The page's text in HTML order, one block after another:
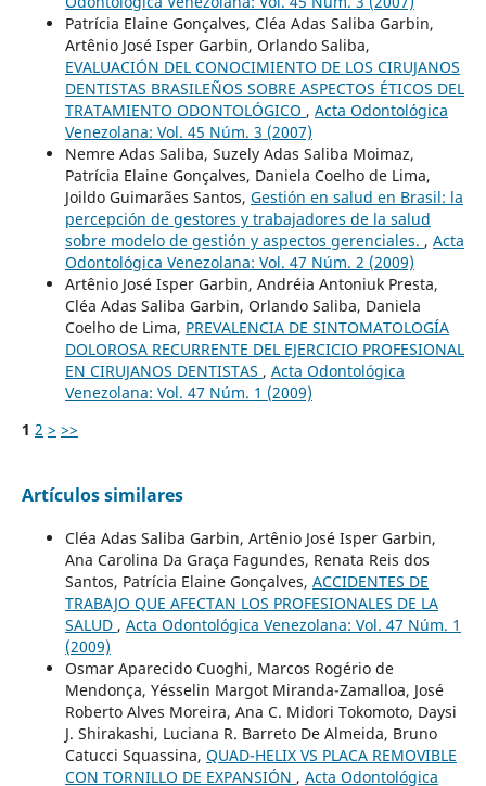
Patrícia Elaine Gonçalves, Cléa Adas Saliba Garbin,
Artênio José Isper Garbin, Orlando Saliba,
EVALUACIÓN DEL CONOCIMIENTO DE LOS CIRUJANOS
DENTISTAS BRASILEÑOS SOBRE ASPECTOS ÉTICOS DEL
TRATAMIENTO ODONTOLÓGICO , Acta Odontológica
Venezolana: Vol. 45 Núm. 3 (2007)
Nemre Adas Saliba, Suzely Adas Saliba Moimaz,
Patrícia Elaine Gonçalves, Daniela Coelho de Lima,
Joildo Guimarães Santos, Gestión en salud en Brasil: la
percepción de gestores y trabajadores de la salud
sobre modelo de gestión y aspectos gerenciales. , Acta
Odontológica Venezolana: Vol. 47 Núm. 2 (2009)
Artênio José Isper Garbin, Andréia Antoniuk Presta,
Cléa Adas Saliba Garbin, Orlando Saliba, Daniela
Coelho de Lima, PREVALENCIA DE SINTOMATOLOGÍA
DOLOROSA RECURRENTE DEL EJERCICIO PROFESIONAL
EN CIRUJANOS DENTISTAS , Acta Odontológica
Venezolana: Vol. 47 Núm. 1 (2009)
1 2 > >>
Artículos similares
Cléa Adas Saliba Garbin, Artênio José Isper Garbin,
Ana Carolina Da Graça Fagundes, Renata Reis dos
Santos, Patrícia Elaine Gonçalves, ACCIDENTES DE
TRABAJO QUE AFECTAN LOS PROFESIONALES DE LA
SALUD , Acta Odontológica Venezolana: Vol. 47 Núm. 1
(2009)
Osmar Aparecido Cuoghi, Marcos Rogério de
Mendonça, Yésselin Margot Miranda-Zamalloa, José
Roberto Alves Moreira, Ana C. Midori Tokomoto, Daysi
J. Shirakashi, Luciana R. Barreto De Almeida, Bruno
Catucci Squassina, QUAD-HELIX VS PLACA REMOVIBLE
CON TORNILLO DE EXPANSIÓN , Acta Odontológica